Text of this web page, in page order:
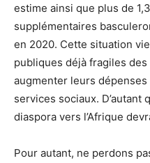
estime ainsi que plus de
supplémentaires
en 2020. Cette situation
publiques déjà fragiles
augmenter leurs
services sociaux. D’autant
diaspora vers l’Afrique
Pour autant, ne perdons